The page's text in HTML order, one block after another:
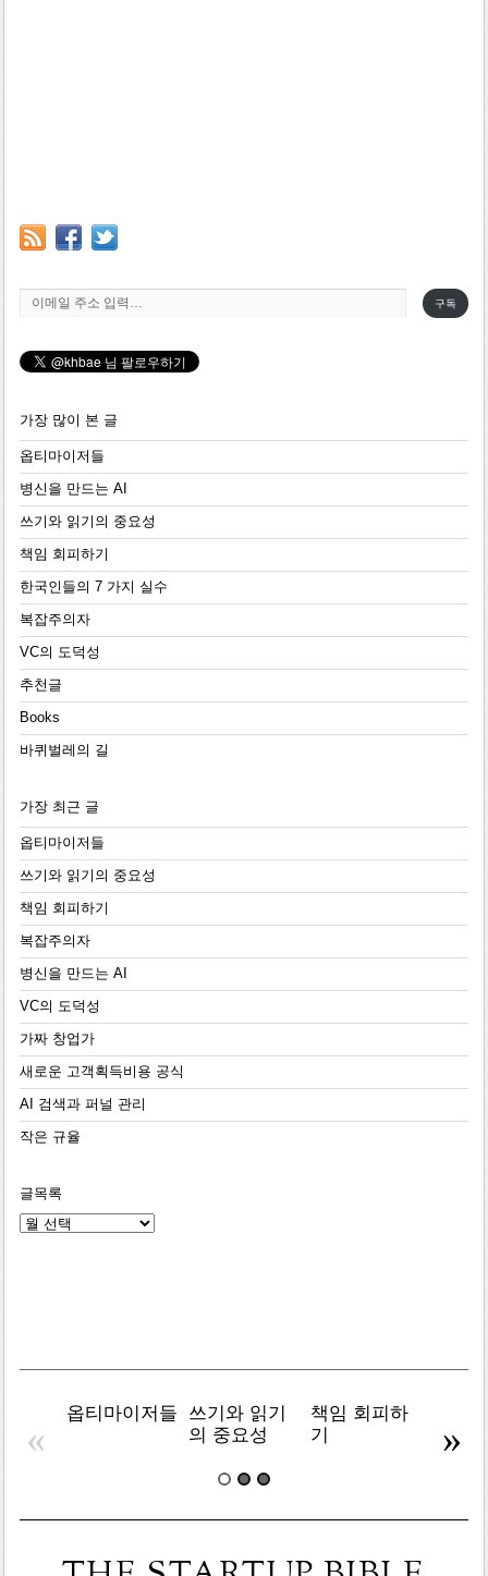
이메일 주소 입력…
구독
가장 많이 본 글
옵티마이저들
병신을 만드는 AI
쓰기와 읽기의 중요성
책임 회피하기
한국인들의 7 가지 실수
복잡주의자
VC의 도덕성
추천글
Books
바퀴벌레의 길
가장 최근 글
옵티마이저들
쓰기와 읽기의 중요성
책임 회피하기
복잡주의자
병신을 만드는 AI
VC의 도덕성
가짜 창업가
새로운 고객획득비용 공식
AI 검색과 퍼널 관리
작은 규율
글목록
글
옵티마이저들
쓰기와 읽기
의 중요성
책임 회피하
기
« »